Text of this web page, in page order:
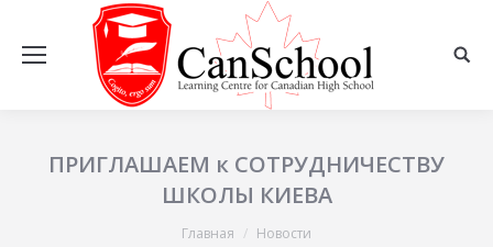
ПРИГЛАШАЕМ к СОТРУДНИЧЕСТВУ
ШКОЛЫ КИЕВА
Главная
Новости